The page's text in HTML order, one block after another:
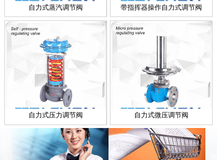
自力式蒸汽调节阀 带指挥器操作自力式调节阀
自力式压力调节阀 自力式微压调节阀